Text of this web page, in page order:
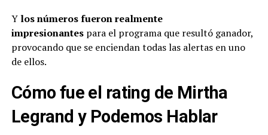
Ylos números fueron realmente
impresionantes para el programa que resultó ganador,
provocando que se enciendan todas las alertas en uno
de ellos.
Cómo fue el rating de Mirtha
Legrand y Podemos Hablar